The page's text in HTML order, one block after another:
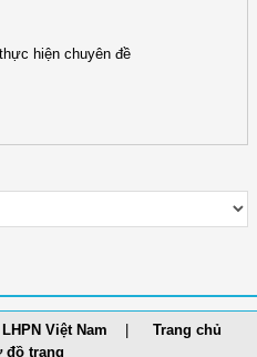
hiện chuyên đề
Việt Nam
Trang chủ
đồ trang